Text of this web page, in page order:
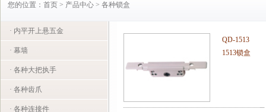
您的位置：首页 > 产品中心 > 各种锁盒
· 内平开上悬五金
· 幕墙
· 各种大把执手
· 各种齿爪
· 各种连接件
QD-1513
1513锁盒